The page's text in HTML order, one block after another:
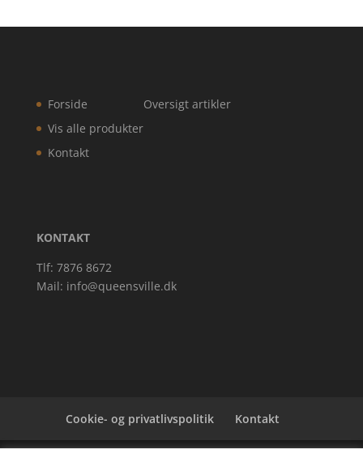
Forside
Vis alle produkter
Kontakt
Oversigt artikler
KONTAKT
Tlf: 7876 8672
Mail: info@queensville.dk
Cookie- og privatlivspolitik Kontakt